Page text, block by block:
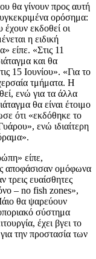
θα γίνουν προς αυτή
ορόσημα:
εκδοθεί οι
η ειδική
είπε. «Στις 11
και θα
15 Ιουνίου». «Για το
τμήματα. Η
ενώ για τα άλλα
θα είναι έτοιμο
ότι «εκδόθηκε το
ενώ ιδιαίτερη
είπε,
αποφάσισαν ομόφωνα
τρεις ευαίσθητες
– no fish zones»,
θα ψαρεύουν
σύστημα
έχει βγει το
την προστασία των